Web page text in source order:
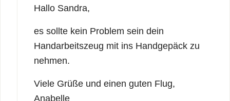
Hallo Sandra,
es sollte kein Problem sein dein
Handarbeitszeug mit ins Handgepäck zu
nehmen.
Viele Grüße und einen guten Flug,
Anabelle